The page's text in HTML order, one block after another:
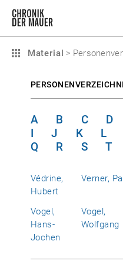
Material >
A B C D
I
J K L
Q
R S T
Védrine,
Hubert
Verner,
Vogel,
Hans-
Jochen
Vogel,
Wolfgang